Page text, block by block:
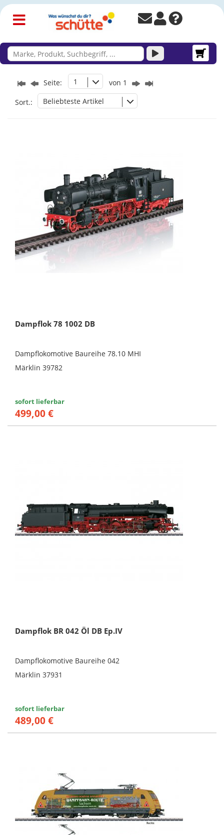
Seite: 1 von 1
Sort.: Beliebteste Artikel
Dampflok 78 1002 DB
Dampflokomotive Baureihe 78.10 MHI
Märklin 39782
sofort lieferbar
499,00 €
Dampflok BR 042 Öl DB Ep.IV
Dampflokomotive Baureihe 042
Märklin 37931
sofort lieferbar
489,00 €